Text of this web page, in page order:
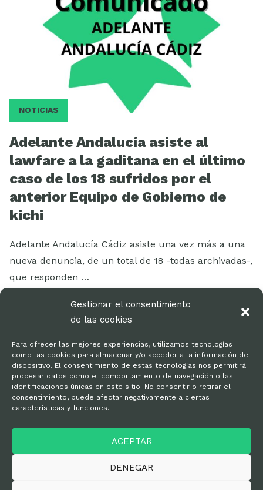
Gestionar el consentimiento
de las cookies
Para ofrecer las mejores experiencias, utilizamos tecnologías
como las cookies para almacenar y/o acceder a la información del
dispositivo. El consentimiento de estas tecnologías nos permitirá
procesar datos como el comportamiento de navegación o las
identificaciones únicas en este sitio. No consentir o retirar el
consentimiento, puede afectar negativamente a ciertas
características y funciones.
ACEPTAR
DENEGAR
NOTICIAS
Adelante Andalucía asiste al
lawfare a la gaditana en el último
caso de los 18 sufridos por el
anterior Equipo de Gobierno de
kichi
Adelante Andalucía Cádiz asiste una vez más a una
nueva denuncia, de un total de 18 -todas archivadas-,
que responden …
Política de privacidad